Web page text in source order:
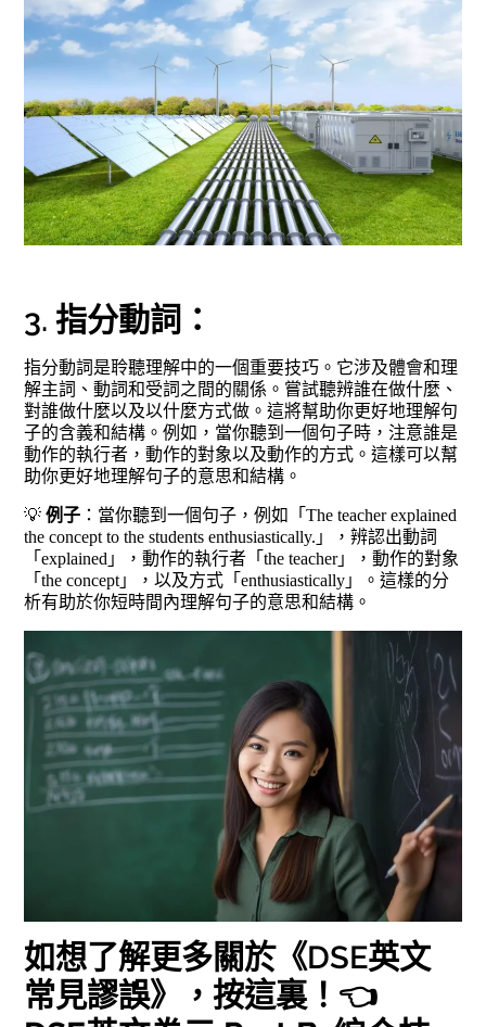
3. 指分動詞：
指分動詞是聆聽理解中的一個重要技巧。它涉及體會和理
解主詞、動詞和受詞之間的關係。嘗試聽辨誰在做什麼、
對誰做什麼以及以什麼方式做。這將幫助你更好地理解句
子的含義和結構。例如，當你聽到一個句子時，注意誰是
動作的執行者，動作的對象以及動作的方式。這樣可以幫
助你更好地理解句子的意思和結構。
💡例子 ：當你聽到一個句子，例如「The teacher explained
the concept to the students enthusiastically.」，辨認出動詞
「explained」，動作的執行者「the teacher」，動作的對象
「the concept」，以及方式「enthusiastically」。這樣的分
析有助於你短時間內理解句子的意思和結構。
如想了解更多關於《DSE英文
常見謬誤》，按這裏 ！👈